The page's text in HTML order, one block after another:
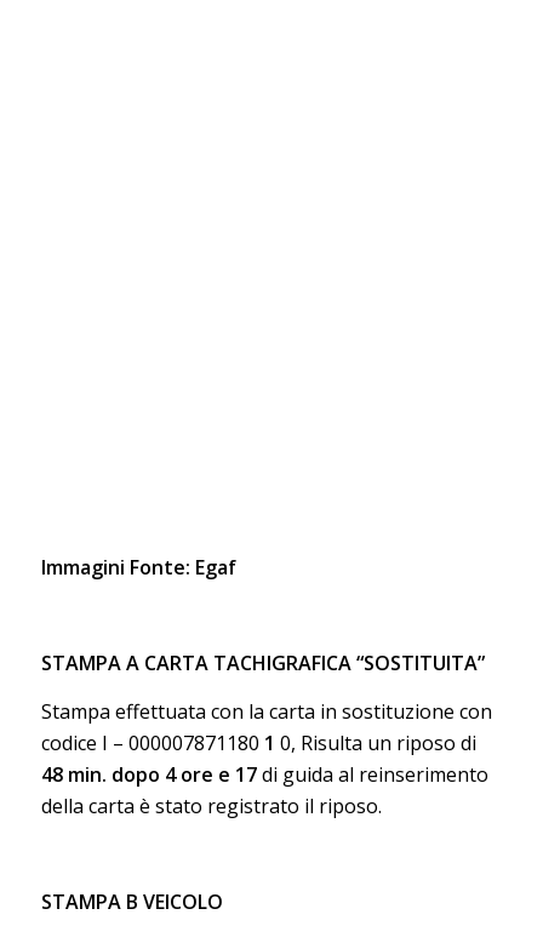
Immagini Fonte: Egaf
STAMPA A CARTA TACHIGRAFICA “SOSTITUITA”
Stampa effettuata con la carta in sostituzione con
codice I – 000007871180 1 0, Risulta un riposo di
48 min. dopo 4 ore e 17di guida al reinserimento
della carta è stato registrato il riposo.
STAMPA B VEICOLO